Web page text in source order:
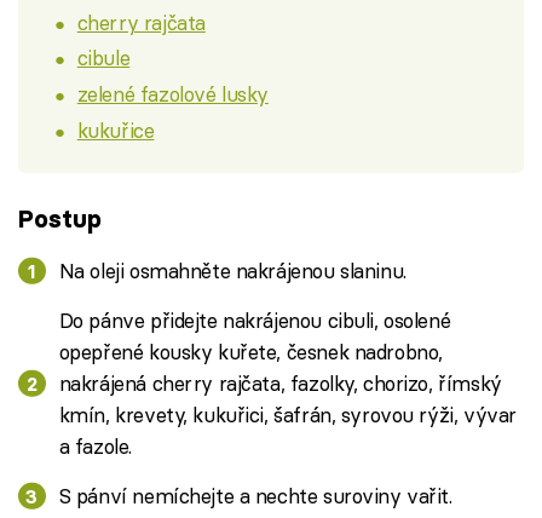
cherry rajčata
cibule
zelené fazolové lusky
kukuřice
Postup
Na oleji osmahněte nakrájenou slaninu.
Do pánve přidejte nakrájenou cibuli, osolené
opepřené kousky kuřete, česnek nadrobno,
nakrájená cherry rajčata, fazolky, chorizo, římský
kmín, krevety, kukuřici, šafrán, syrovou rýži, vývar
a fazole.
S pánví nemíchejte a nechte suroviny vařit.